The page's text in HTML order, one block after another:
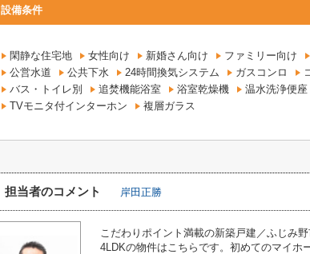
設備条件
閑静な住宅地 女性向け 新婚さん向け ファミリー向け
公営水道
公共下水 24時間換気システム ガスコンロ
バス・トイレ別
追焚機能浴室 浴室乾燥機 温水洗浄便座
TVモニタ付インターホン
複層ガラス
担当者のコメント 岸田正勝
こだわりポイント満載の新築戸建／ふじみ
4LDKの物件はこちらです。初めてのマイホ